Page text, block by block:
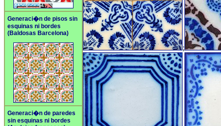
Generaci�n de pisos sin
esquinas ni bordes
(Baldosas Barcelona)
Generaci�n de paredes
sin esquinas ni bordes
;